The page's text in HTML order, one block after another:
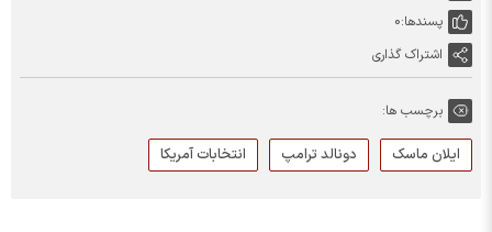
پسندها:0
اشتراک گذاری
برچسب ها:
ایلان ماسک دونالد ترامپ انتخابات آمریکا